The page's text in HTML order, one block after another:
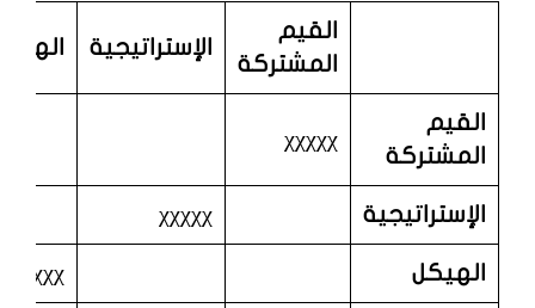
القيم
المشتركة
الإستراتيجية
القيم
المشتركة
χχχχχ
الإستراتيجية χχχχχ
الهيكل χχχχχ